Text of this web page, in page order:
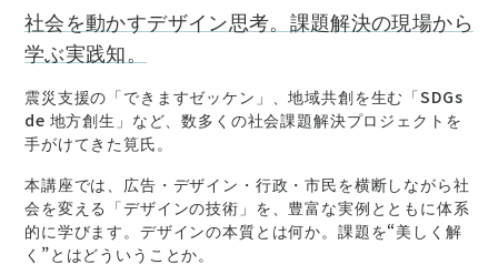
社会を動かすデザイン思考。課題解決の現場から
学ぶ実践知。
震災支援の「できますゼッケン」、地域共創を生む「SDGs
de 地方創生」など、数多くの社会課題解決プロジェクトを
手がけてきた筧氏。
本講座では、広告・デザイン・行政・市民を横断しながら社
会を変える「デザインの技術」を、豊富な実例とともに体系
的に学びます。デザインの本質とは何か。課題を“美しく解
く”とはどういうことか。